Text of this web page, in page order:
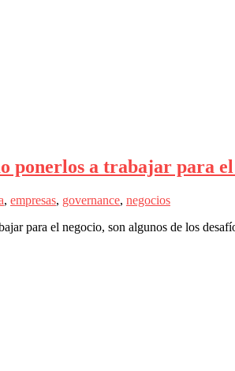
ponerlos a trabajar para
, empresas, governance, negocios
para el negocio, son algunos de los